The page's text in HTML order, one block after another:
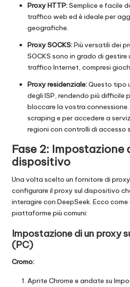
Proxy HTTP:Semplice e facile
traffico web ed è ideale per
geografiche.
Proxy SOCKS:Più versatili dei
SOCKS sono in grado di gestire
traffico Internet, compresi
Proxy residenziale:Questo tipo
degli ISP, rendendo più difficile
bloccare la vostra connessione.
scraping e per accedere a
regioni con controlli di accesso
Fase 2: Impostazione
dispositivo
Una volta scelto un fornitore di
configurare il proxy sul dispositivo
interagire con DeepSeek. Ecco
piattaforme più comuni:
Impostazione di un proxy
(PC)
Cromo:
Aprite Chrome e andate su